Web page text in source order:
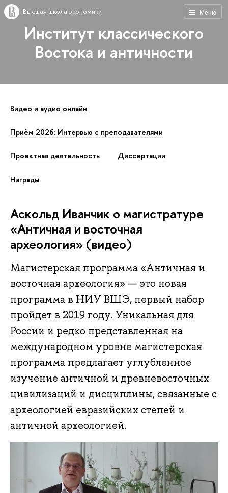
Меню
Высшая школа экономики
Институт классического
Востока и античности
Видео и аудио онлайн
Приём 2026: Интервью с преподавателями
Проектная деятельность Диссертации
Награды
Аскольд Иванчик о магистратуре
«Античная и восточная
археология» (видео)
Магистерская программа «Античная и
восточная археология» — это новая
программа в НИУ ВШЭ, первый набор
пройдет в 2019 году. Уникальная для
России и редко представленная на
международном уровне магистерская
программа предлагает углубленное
изучение античной и древневосточных
цивилизаций и дисциплины, связанные с
археологией евразийских степей и
античной археологией.